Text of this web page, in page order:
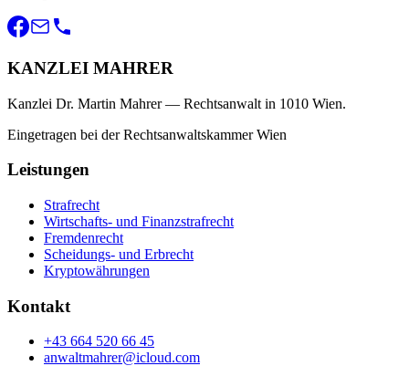
KANZLEI MAHRER
Kanzlei Dr. Martin Mahrer — Rechtsanwalt in 1010 Wien.
Eingetragen bei der Rechtsanwaltskammer Wien
Leistungen
Strafrecht
Wirtschafts- und Finanzstrafrecht
Fremdenrecht
Scheidungs- und Erbrecht
Kryptowährungen
Kontakt
+43 664 520 66 45
anwaltmahrer@icloud.com